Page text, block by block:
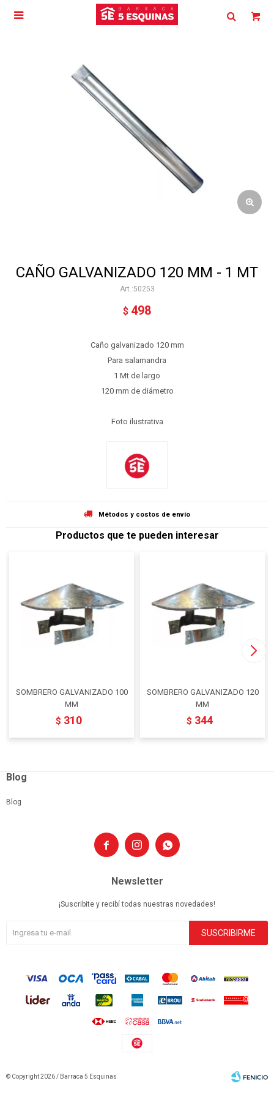

CAÑO GALVANIZADO 120 MM - 1 MT
50253
$ 498
Caño galvanizado 120 mm
Para salamandra
1 Mt de largo
120 mm de diámetro
Foto ilustrativa
Métodos y costos de envío
Productos que te pueden interesar
SOMBRERO GALVANIZADO 100
MM
$ 310
SOMBRERO GALVANIZADO 120
MM
$ 344
  
Blog
Blog
Newsletter
¡Suscribite y recibí todas nuestras novedades!
SUSCRIBIRME
© Copyright 2026 / Barraca 5 Esquinas